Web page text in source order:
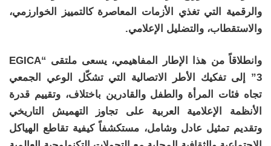
والرقمية التي تغذي الأزمات المعاصرة كالتمييز الخوارزمي،
والاستقطاب، والتضليل الإعلامي.
وانطلاقاً من هذا الإطار المفاهيمي، يسعى ملتقى “EGICA
3” إلى تفكيك الأطر الاتصالية التي تشكّل الوعي الجمعي
تجاه فئات المرأة والطفل والقادرين باختلاف، وتقييم قدرة
الأنظمة الإعلامية العربية على تجاوز التهميش التاريخي
وتقديم تمثيل عادل وشامل، مستكشفاً كيفية تقاطع الهياكل